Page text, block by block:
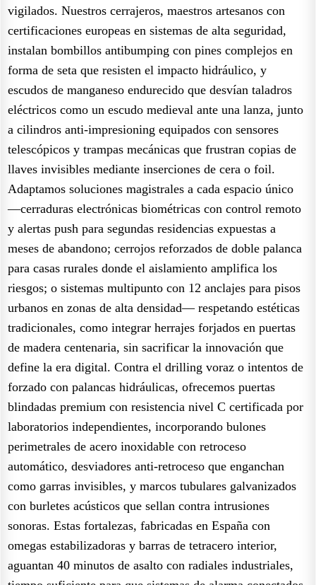
vigilados. Nuestros cerrajeros, maestros artesanos con
certificaciones europeas en sistemas de alta seguridad,
instalan bombillos antibumping con pines complejos en
forma de seta que resisten el impacto hidráulico, y
escudos de manganeso endurecido que desvían taladros
eléctricos como un escudo medieval ante una lanza, junto
a cilindros anti-impresioning equipados con sensores
telescópicos y trampas mecánicas que frustran copias de
llaves invisibles mediante inserciones de cera o foil.
Adaptamos soluciones magistrales a cada espacio único
—cerraduras electrónicas biométricas con control remoto
y alertas push para segundas residencias expuestas a
meses de abandono; cerrojos reforzados de doble palanca
para casas rurales donde el aislamiento amplifica los
riesgos; o sistemas multipunto con 12 anclajes para pisos
urbanos en zonas de alta densidad— respetando estéticas
tradicionales, como integrar herrajes forjados en puertas
de madera centenaria, sin sacrificar la innovación que
define la era digital. Contra el drilling voraz o intentos de
forzado con palancas hidráulicas, ofrecemos puertas
blindadas premium con resistencia nivel C certificada por
laboratorios independientes, incorporando bulones
perimetrales de acero inoxidable con retroceso
automático, desviadores anti-retroceso que enganchan
como garras invisibles, y marcos tubulares galvanizados
con burletes acústicos que sellan contra intrusiones
sonoras. Estas fortalezas, fabricadas en España con
omegas estabilizadoras y barras de tetracero interior,
aguantan 40 minutos de asalto con radiales industriales,